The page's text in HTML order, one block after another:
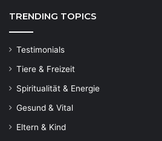
TRENDING TOPICS
Testimonials
Tiere & Freizeit
Spiritualität & Energie
Gesund & Vital
Eltern & Kind